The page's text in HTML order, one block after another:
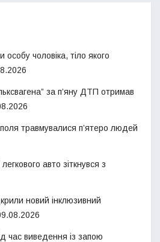
чоловіка, тіло якого
за п’яну ДТП отримав
травмувалися п’ятеро людей
авто зіткнувся з
новий інклюзивний
час виведення із запою